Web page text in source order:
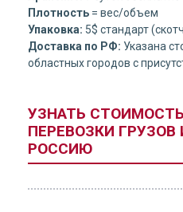
Плотность = вес/объем
Упаковка: 5$ стандарт
Доставка по РФ: Указана
областных городов с
УЗНАТЬ
ПЕРЕВОЗКИ ГРУЗОВ
РОССИЮ